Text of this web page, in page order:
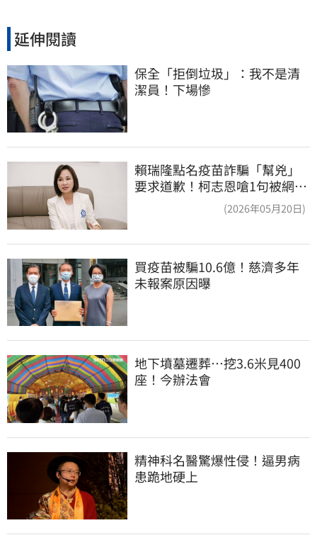
延伸閱讀
保全「拒倒垃圾」：我不是清
潔員！下場慘
賴瑞隆點名疫苗詐騙「幫兇」
要求道歉！柯志恩嗆1句被網罵
(2026年05月20日)
買疫苗被騙10.6億！慈濟多年
未報案原因曝
地下墳墓遷葬…挖3.6米見400
座！今辦法會
精神科名醫驚爆性侵！逼男病
患跪地硬上